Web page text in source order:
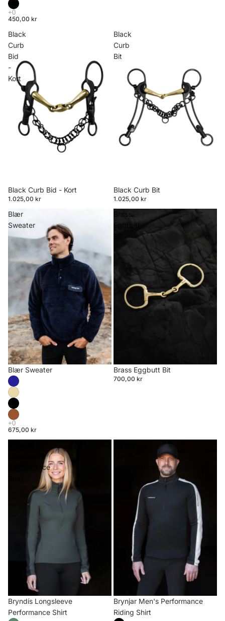
450,00 kr
Black
Curb
Bid
-
Kort
Black Curb Bid - Kort
1.025,00 kr
Black
Curb
Bit
Black Curb Bit
1.025,00 kr
Blær
Sweater
Blær Sweater
675,00 kr
Brass
Eggbutt
Brass Eggbutt Bit
700,00 kr
Longsleeve
Performance
Bryndís Longsleeve
Performance Shirt
Brynjar Men's Performance
Riding Shirt